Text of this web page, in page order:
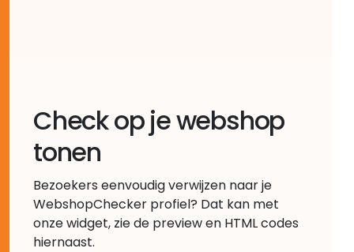
Check op je webshop
tonen
Bezoekers eenvoudig verwijzen naar je
WebshopChecker profiel? Dat kan met
onze widget, zie de preview en HTML codes
hiernaast.